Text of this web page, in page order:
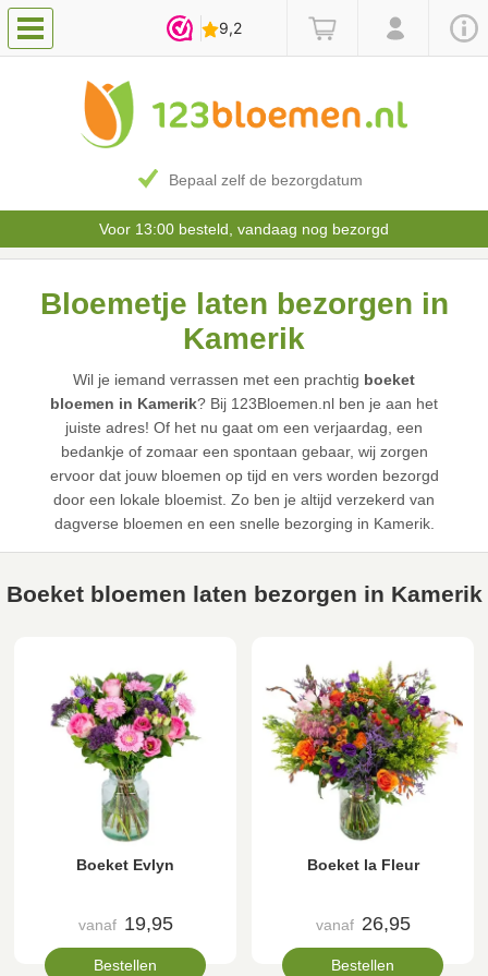
Bepaal zelf de bezorgdatum
Voor 13:00 besteld, vandaag nog bezorgd
Bloemetje laten bezorgen in
Kamerik
Wil je iemand verrassen met een prachtig boeket
bloemen in Kamerik? Bij 123Bloemen.nl ben je aan het
juiste adres! Of het nu gaat om een verjaardag, een
bedankje of zomaar een spontaan gebaar, wij zorgen
ervoor dat jouw bloemen op tijd en vers worden bezorgd
door een lokale bloemist. Zo ben je altijd verzekerd van
dagverse bloemen en een snelle bezorging in Kamerik.
Boeket bloemen laten bezorgen in Kamerik
Boeket Evlyn
vanaf 19,95
Bestellen
Boeket la Fleur
vanaf 26,95
Bestellen